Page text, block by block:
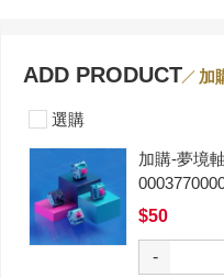
ADD PRODUCT 加
選購
加購-夢境
$50
-